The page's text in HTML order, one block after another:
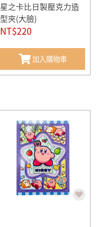
星之卡比日製壓克力造
型夾(大臉)
NT$220
加入購物車